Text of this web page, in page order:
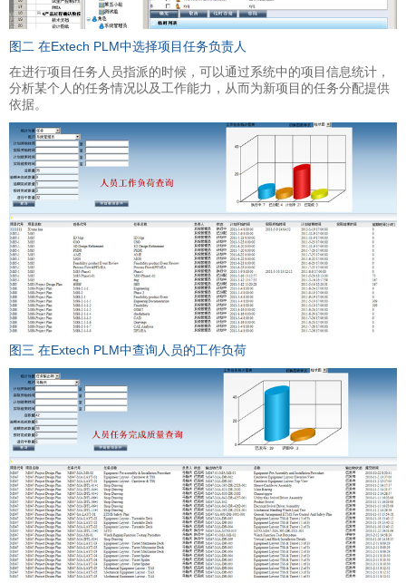
图二 在Extech PLM中选择项目任务负责人
在进行项目任务人员指派的时候，可以通过系统中的项目信息统计，
分析某个人的任务情况以及工作能力，从而为新项目的任务分配提供
依据。
图三 在Extech PLM中查询人员的工作负荷